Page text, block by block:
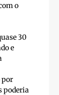
o
30
e
por
poderia